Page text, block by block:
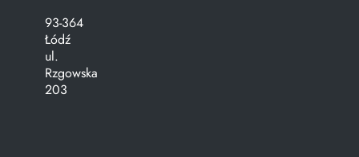
93-364
Łódź
ul.
Rzgowska
203